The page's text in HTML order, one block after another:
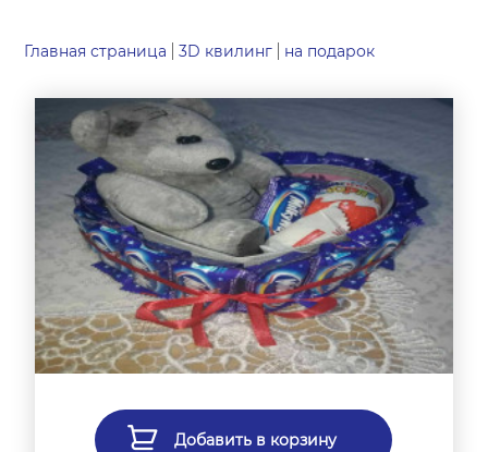
Главная страница 3D квилинг на подарок
Добавить в корзину